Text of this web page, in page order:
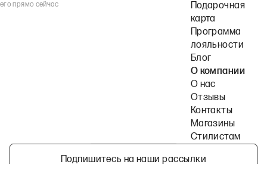
его прямо сейчас
Подарочная
карта
Программа
лояльности
Блог
О компании
О нас
Отзывы
Контакты
Магазины
Стилистам
Подпишитесь на наши рассылки